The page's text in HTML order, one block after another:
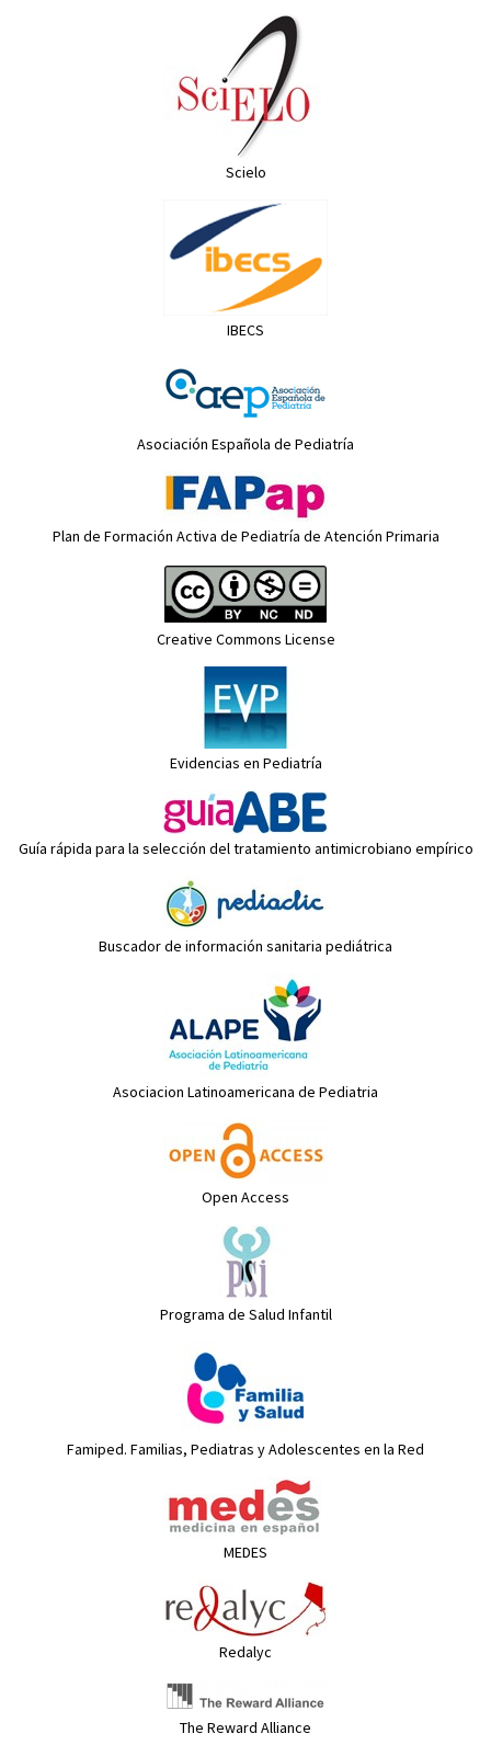
Scielo
IBECS
Asociación Española de Pediatría
Plan de Formación Activa de Pediatría de Atención Primaria
Creative Commons License
Evidencias en Pediatría
Guía rápida para la selección del tratamiento antimicrobiano empírico
Buscador de información sanitaria pediátrica
Asociacion Latinoamericana de Pediatria
Open Access
Programa de Salud Infantil
Famiped. Familias, Pediatras y Adolescentes en la Red
MEDES
Redalyc
The Reward Alliance